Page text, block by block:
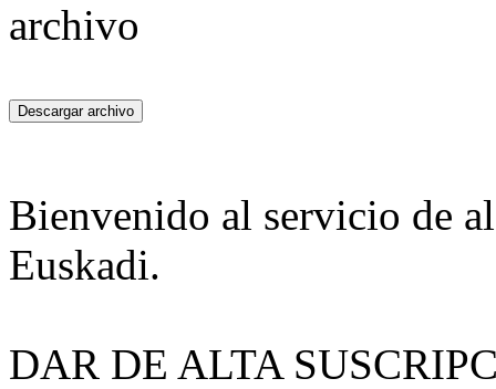
archivo
Bienvenido al servicio de
Euskadi.
DAR DE ALTA